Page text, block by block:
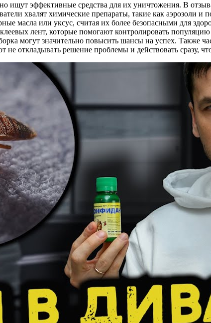
эффективные средства для их уничтожения. В
хвалят химические препараты, такие как аэрозоли и
масла или уксус, считая их более безопасными для
лент, которые помогают контролировать
могут значительно повысить шансы на успех. Также
откладывать решение проблемы и действовать сразу,